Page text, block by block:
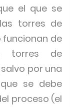
el que se
torres de
de
torres de
por una
se debe
proceso (el